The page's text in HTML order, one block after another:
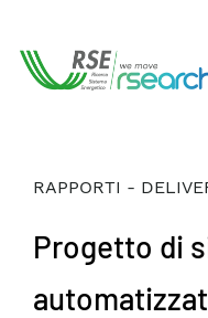
RAPPORTI -
Progetto di